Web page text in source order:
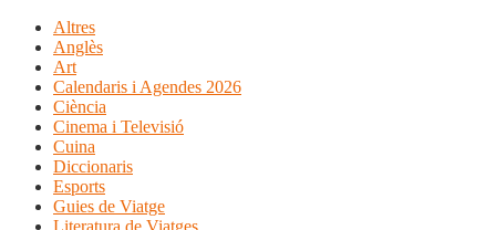
Altres
Anglès
Art
Calendaris i Agendes 2026
Ciència
Cinema i Televisió
Cuina
Diccionaris
Esports
Guies de Viatge
Literatura de Viatges